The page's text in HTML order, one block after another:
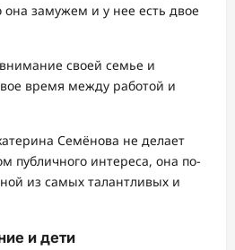
она замужем и у нее есть двое
своей семье и
время между работой и
Семёнова не делает
публичного интереса, она по-
из самых талантливых и
и дети